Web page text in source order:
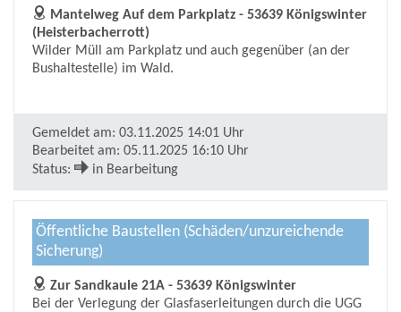
Mantelweg Auf dem Parkplatz - 53639 Königswinter
(Heisterbacherrott)
Wilder Müll am Parkplatz und auch gegenüber (an der
Bushaltestelle) im Wald.
Gemeldet am: 03.11.2025 14:01 Uhr
Bearbeitet am: 05.11.2025 16:10 Uhr
Status:
in Bearbeitung
Öffentliche Baustellen (Schäden/unzureichende
Sicherung)
Zur Sandkaule 21A - 53639 Königswinter
Bei der Verlegung der Glasfaserleitungen durch die UGG